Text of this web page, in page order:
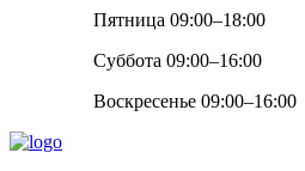
Пятница 09:00–18:00
Суббота 09:00–16:00
Воскресенье 09:00–16:00